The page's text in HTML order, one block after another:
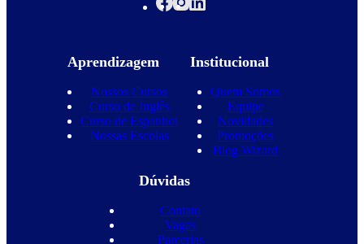
Aprendizagem
Nossos Cursos
Curso de Inglês
Curso de Espanhol
Nossas Escolas
Institucional
Quem Somos
Equipe
Novidades
Promoções
Blog Wizard
Dúvidas
Contato
Vagas
Parcerias